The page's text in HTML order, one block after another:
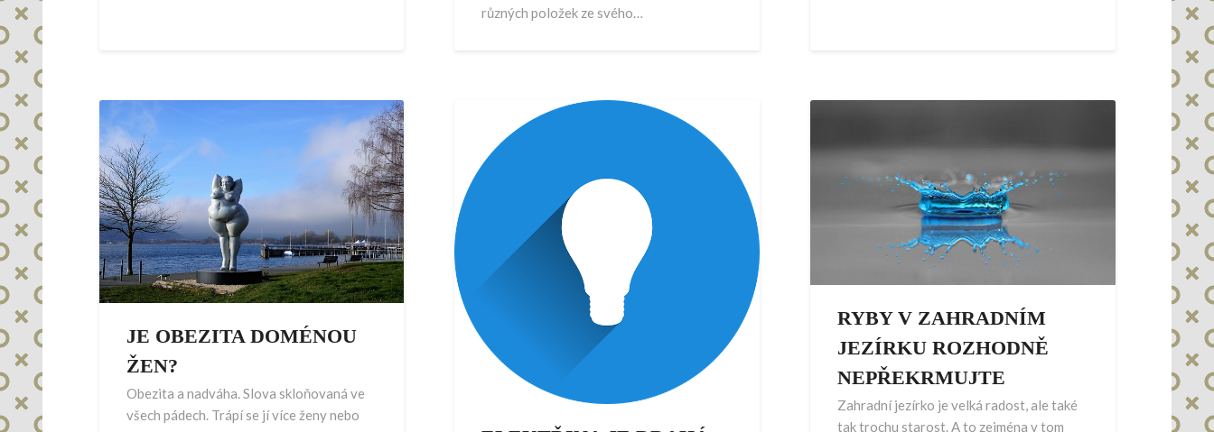
různých položek ze svého…
JE OBEZITA DOMÉNOU
ŽEN?
Obezita a nadváha. Slova skloňovaná ve
všech pádech. Trápí se jí více ženy nebo
RYBY V ZAHRADNÍM
JEZÍRKU ROZHODNĚ
NEPŘEKRMUJTE
Zahradní jezírko je velká radost, ale také
tak trochu starost. A to zejména v tom